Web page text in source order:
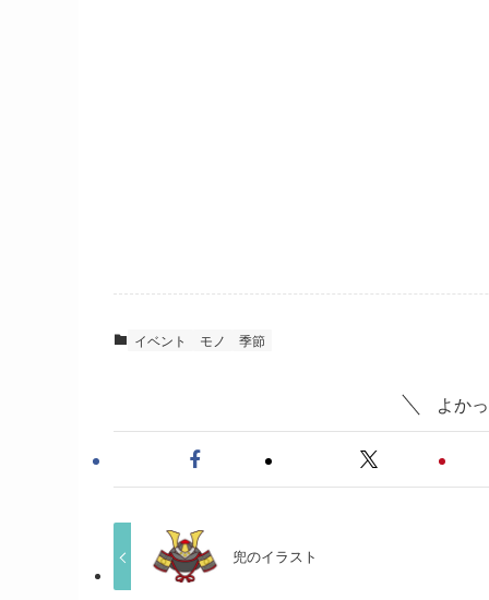
イベント モノ 季節
よか
兜のイラスト